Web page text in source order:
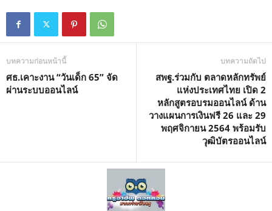
บทความก่อนหน้านี้
ศธ.เคาะงาน “วันเด็ก 65” จัด
ผ่านระบบออนไลน์
บทความถัดไป
สพฐ.ร่วมกับ ตลาดหลักทรัพย์
แห่งประเทศไทย เปิด 2
หลักสูตรอบรมออนไลน์ ด้าน
วางแผนการเงินฟรี 26 และ 29
พฤศจิกายน 2564 พร้อมรับ
วุฒิบัตรออนไลน์